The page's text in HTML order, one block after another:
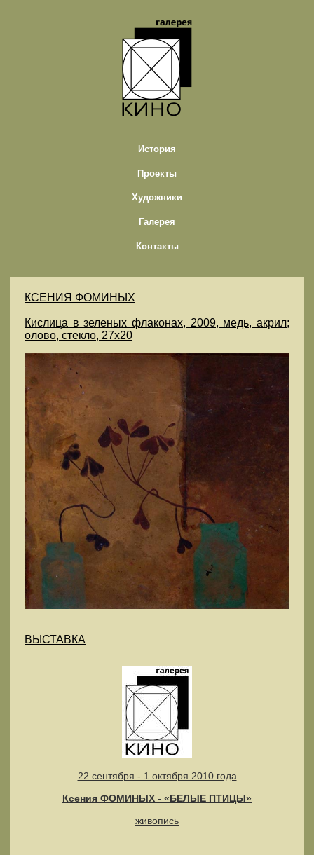
История
Проекты
Художники
Галерея
Контакты
КСЕНИЯ ФОМИНЫХ
Кислица в зеленых флаконах, 2009, медь, акрил;
олово, стекло, 27х20
ВЫСТАВКА
22 сентября - 1 октября 2010 года
Ксения ФОМИНЫХ - «БЕЛЫЕ ПТИЦЫ»
живопись